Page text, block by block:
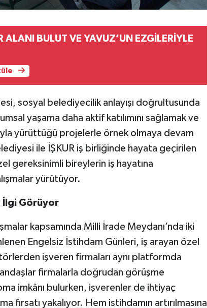
ALANI BULUT VE YAVUZ’UN EZGİLERİYLE
sosyal belediyecilik anlayışı doğrultusunda
yaşama daha aktif katılımını sağlamak ve
yürüttüğü projelerle örnek olmaya devam
ile İŞKUR iş birliğinde hayata geçirilen
gereksinimli bireylerin iş hayatına
yürütüyor.
İlgi Görüyor
kapsamında Milli İrade Meydanı’nda iki
Engelsiz İstihdam Günleri, iş arayan özel
işveren firmaları aynı platformda
firmalarla doğrudan görüşme
imkânı bulurken, işverenler de ihtiyaç
fırsatı yakalıyor. Hem istihdamın artırılmasına